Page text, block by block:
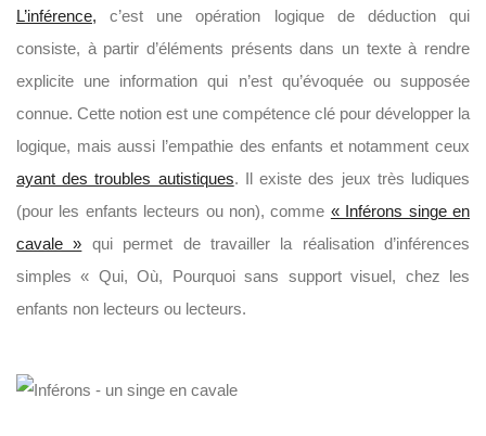
L’inférence, c’est une opération logique de déduction qui
consiste, à partir d’éléments présents dans un texte à rendre
explicite une information qui n’est qu’évoquée ou supposée
connue. Cette notion est une compétence clé pour développer la
logique, mais aussi l’empathie des enfants et notamment ceux
ayant des troubles autistiques. Il existe des jeux très ludiques
(pour les enfants lecteurs ou non), comme « Inférons singe en
cavale » qui permet de travailler la réalisation d’inférences
simples « Qui, Où, Pourquoi sans support visuel, chez les
enfants non lecteurs ou lecteurs.